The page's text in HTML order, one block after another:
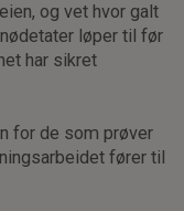
og vet hvor galt
løper til før
har sikret
for de som prøver
fører til